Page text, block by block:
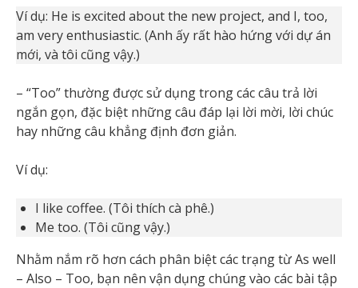
Ví dụ: He is excited about the new project, and I, too,
am very enthusiastic. (Anh ấy rất hào hứng với dự án
mới, và tôi cũng vậy.)
– “Too” thường được sử dụng trong các câu trả lời
ngắn gọn, đặc biệt những câu đáp lại lời mời, lời chúc
hay những câu khẳng định đơn giản.
Ví dụ:
I like coffee. (Tôi thích cà phê.)
Me too. (Tôi cũng vậy.)
Nhằm nắm rõ hơn cách phân biệt các trạng từ As well
– Also – Too, bạn nên vận dụng chúng vào các bài tập